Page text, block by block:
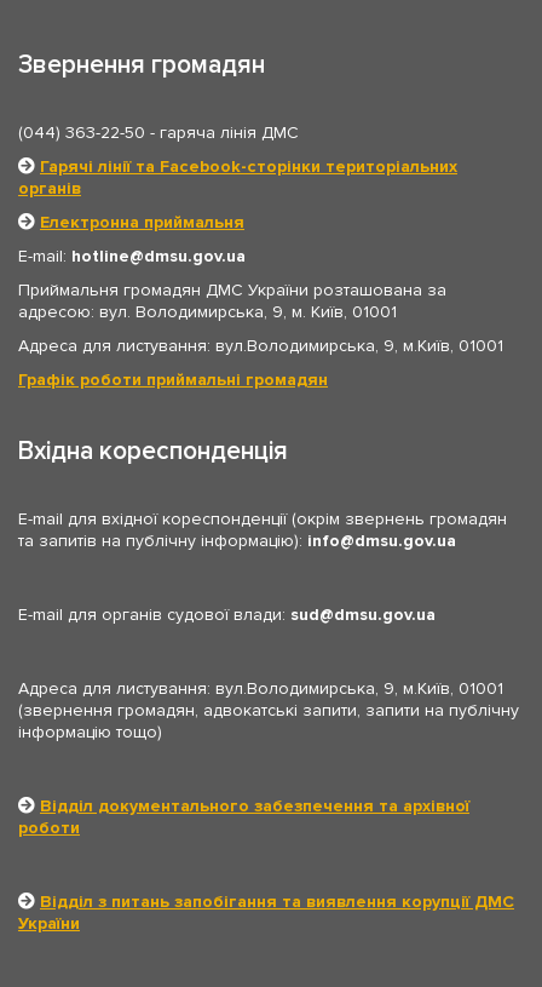
Звернення громадян
(044) 363-22-50 - гаряча лінія ДМС
Гарячі лінії та Facebook-сторінки територіальних
органів
Електронна приймальня
E-mail: hotline
dmsu.gov.ua
Приймальня громадян ДМС України розташована за
адресою: вул. Володимирська, 9, м. Київ, 01001
Адреса для листування: вул.Володимирська, 9, м.Київ, 01001
Графік роботи приймальні громадян
Вхідна кореспонденція
E-mail для вхідної кореспонденції (окрім звернень громадян
та запитів на публічну інформацію): info dmsu.gov.ua
E-mail для органів судової влади: sud dmsu.gov.ua
Адреса для листування: вул.Володимирська, 9, м.Київ, 01001
(звернення громадян, адвокатські запити, запити на публічну
інформацію тощо)
Відділ документального забезпечення та архівної
роботи
Відділ з питань запобігання та виявлення корупції ДМС
України